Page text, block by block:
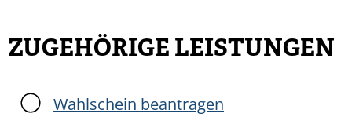
ZUGEHÖRIGE LEISTUNGEN
Wahlschein beantragen